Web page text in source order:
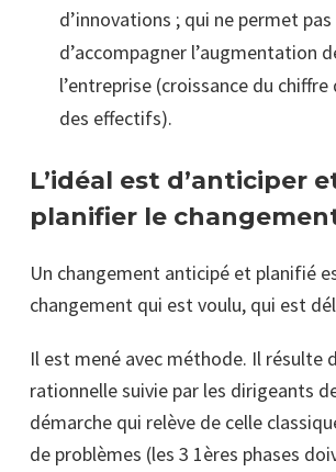
d’innovations ; qui ne permet pas
d’accompagner l’augmentation
l’entreprise (croissance du chiffre
des effectifs).
L’idéal est d’anticiper
planifier le
Un changement anticipé et planifié
changement qui est voulu, qui est
Il est mené avec méthode. Il résulte
rationnelle suivie par les dirigeants
démarche qui relève de celle
de problèmes (les 3 1ères phases